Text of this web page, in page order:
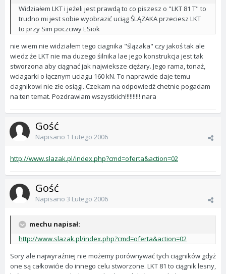
Widziałem LKT i jeżeli jest prawdą to co piszesz o "LKT 81 T" to
trudno mi jest sobie wyobrazić uciąg ŚLĄZAKA przeciesz LKT
to przy Sim poczciwy ESiok
nie wiem nie widziałem tego ciagnika "ślązaka" czy jakoś tak ale
wiedz że LKT nie ma duzego śilnika lae jego konstrukcja jest tak
stworzona aby ciągnać jak najwieksze ciężary. Jego rama, tonaż,
wciagarki o łącznym uciagu 160 kN. To naprawde daje temu
ciagnikowi nie złe osiągi. Czekam na odpowiedź chetnie pogadam
na ten temat. Pozdrawiam wszystkich!!!!!!!!!! nara
Gość
Napisano 1 Lutego 2006
http://www.slazak.pl/index.php?cmd=oferta&action=02
Gość
Napisano 3 Lutego 2006
mechu napisał:
http://www.slazak.pl/index.php?cmd=oferta&action=02
Sory ale najwyraźniej nie możemy porównywać tych ciągników gdyż
one są całkowićie do innego celu stworzone. LKT 81 to ciągnik lesny,